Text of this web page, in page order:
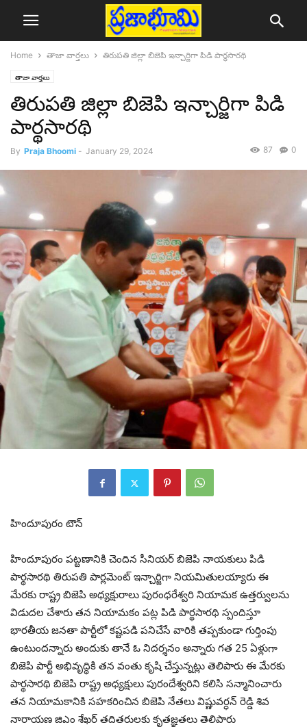
Home తాజా వార్తలు తిరుపతి జిల్లా బిజెపి ఇన్చార్జిగా పిడి పార్థసారథి
తాజా వార్తలు
తిరుపతి జిల్లా బిజెపి ఇన్చార్జిగా పిడి
పార్థసారథి
By Praja Bhoomi - January 29, 2024 0
87
హిందూపురం టౌన్
హిందూపురం పట్టణానికి చెందిన సీనియర్ బిజెపి నాయకులు పిడి
పార్థసారథి తిరుపతి పార్లమెంట్ ఇన్చార్జిగా నియమితులయ్యారు ఈ
మేరకు రాష్ట్ర బిజెపి అధ్యక్షురాలు పురంధరేశ్వరి నియామక ఉత్తర్వులను
విడుదల చేశారు తన నియామకం పట్ల పిడి పార్థసారథి స్పందిస్తూ
భారతీయ జనతా పార్టీలో కష్టపడి పనిచేసే వారికి తప్పకుండా గుర్తింపు
ఉంటుందన్నారు అందుకు తానే ఓ నిదర్శనం అన్నారు గత 25 ఏళ్లుగా
బిజెపి పార్టీ అభివృద్ధికి తన వంతు కృషి చేస్తున్నట్లు తెలిపారు ఈ మేరకు
పార్థసారథి బిజెపి రాష్ట్ర అధ్యక్షులు పురందేశ్వరిని కలిసి సన్మానించారు
తన నియామకానికి సహకరించిన బిజెపి నేతలు విష్ణువర్ధన్ రెడ్డి శివ
నారాయణ జిఎం శేఖర్ తదితరులకు కృతజ్ఞతలు తెలిపారు